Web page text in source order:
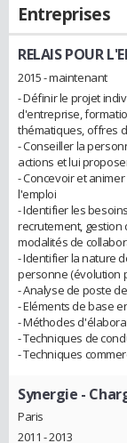
Entreprises
RELAIS POUR
2015 - maintenant
- Définir le projet
d'entreprise,
thématiques, offres
- Conseiller la
actions et lui
- Concevoir et
l'emploi
- Identifier les
recrutement, gestion
modalités de
- Identifier la nature
personne (évolution
- Analyse de poste
- Eléments de base
- Méthodes
- Techniques de
- Techniques
Synergie -
Paris
2011 - 2013